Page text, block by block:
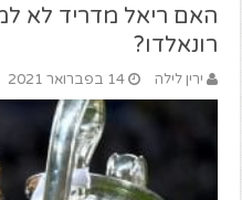
האם ריאל מדריד לא
רונאלדו?
ירין לילה 14 בפברואר 2021